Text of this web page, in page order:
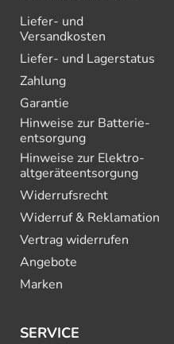
Liefer- und
Versandkosten
Liefer- und Lagerstatus
Zahlung
Garantie
Hinweise zur Batterie­
entsorgung
Hinweise zur Elektro­
altgeräte­entsorgung
Widerrufsrecht
Widerruf & Reklamation
Vertrag widerrufen
Angebote
Marken
SERVICE